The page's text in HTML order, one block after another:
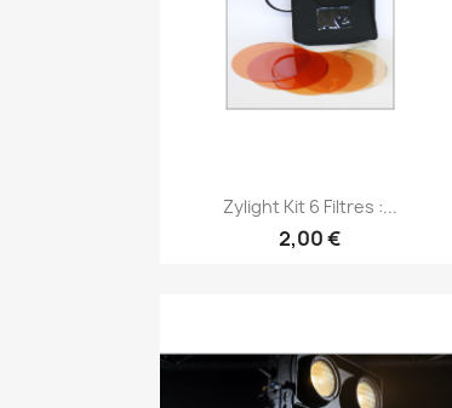
Vorschau
Zylight Kit 6 Filtres :...
2,00 €